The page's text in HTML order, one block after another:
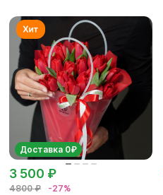
Доставка 0₽
4800 ₽ -27%
3 500 ₽